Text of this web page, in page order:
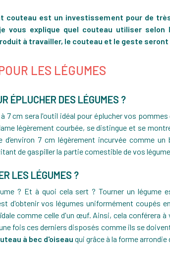
DES ROIS TRADITIONNELLE DE
1
GALETTE DES
couteau est un investissement pour de
explique quel couteau utiliser selon
à travailler, le couteau et le geste
LES LÉGUMES
ÉPLUCHER DES LÉGUMES ?
7 cm sera l'outil idéal pour éplucher vos
légèrement courbée, se distingue et se
d’environ 7 cm légèrement incurvée comme
de gaspiller la partie comestible de vos
LES LÉGUMES ?
? Et à quoi cela sert ? Tourner un légume
d'obtenir vos légumes uniformément coupés
comme celle d'un œuf. Ainsi, cela conférera
fois ces derniers disposés comme ils se
à bec d'oiseau qui grâce à la forme